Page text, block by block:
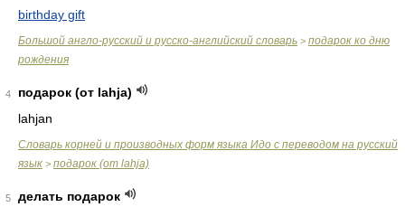
birthday gift
Большой англо-русский и русско-английский словарь > подарок ко дню
рождения
4
подарок (от lahja)
lahjan
Словарь корней и производных форм языка Идо с переводом на русский
язык > подарок (от lahja)
5
делать подарок